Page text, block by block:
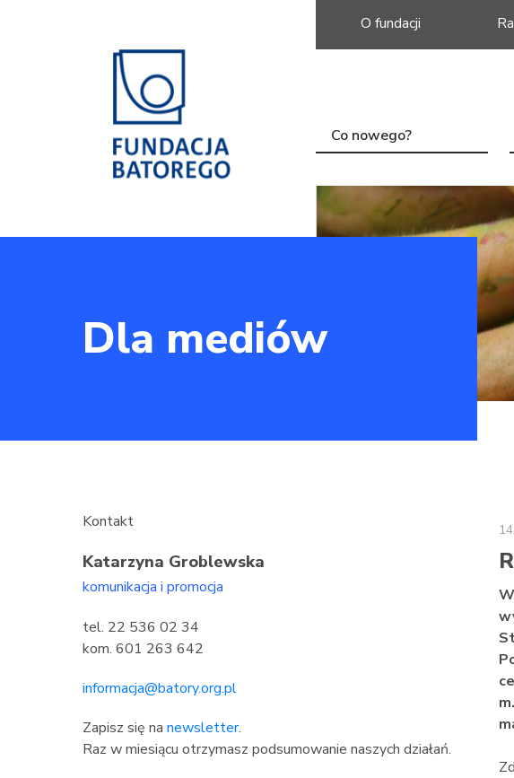
O fundacji
Co nowego?
Dla mediów
Kontakt
Katarzyna Groblewska
komunikacja i promocja
tel. 22 536 02 34
kom. 601 263 642
informacja@batory.org.pl
Zapisz się na newsletter.
Raz w miesiącu otrzymasz podsumowanie naszych działań.